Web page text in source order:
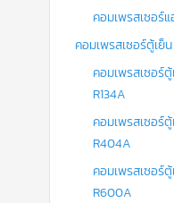
คอมเพรสเซอร์
คอมเพรสเซอร์ตู้เย็
คอมเพรสเซอร์ตู้
R134A
คอมเพรสเซอร์ตู้
R404A
คอมเพรสเซอร์ตู้
R600A